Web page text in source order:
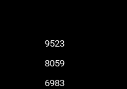
9523
8059
6983